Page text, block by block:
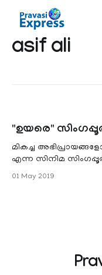
asif ali
"ഉയരെ"
മികച്ച
എന്ന സിനിമ
എത്തുന്നു.. ഗോള്‍ഡന്‍
01 May 2019